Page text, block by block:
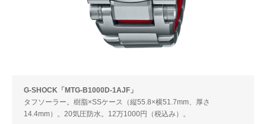
G-SHOCK「MTG-B1000D-1AJF」
タフソーラー。樹脂×SSケース（縦55.8×横51.7mm、厚さ
14.4mm）。20気圧防水。12万1000円（税込み）。